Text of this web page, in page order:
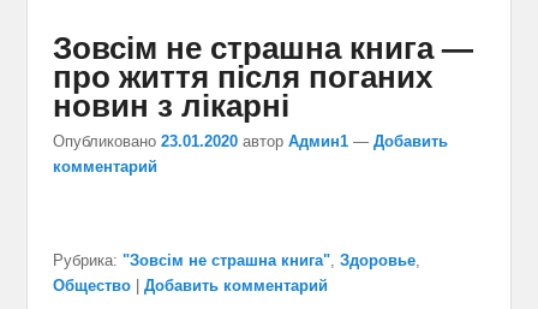
Зовсім не страшна книга —
про життя після поганих
новин з лікарні
Опубликовано 23.01.2020 автор Админ1 — Добавить
комментарий
Рубрика: "Зовсім не страшна книга", Здоровье,
Общество
Добавить комментарий